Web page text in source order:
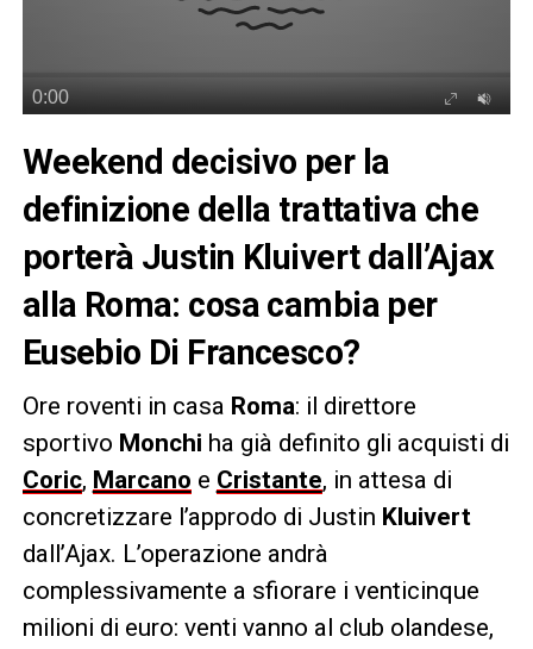
Weekend decisivo per la
definizione della trattativa che
porterà Justin Kluivert dall’Ajax
alla Roma: cosa cambia per
Eusebio Di Francesco?
Ore roventi in casa Roma: il direttore
sportivo Monchi ha già definito gli acquisti di
Coric, Marcano e Cristante, in attesa di
concretizzare l’approdo di Justin Kluivert
dall’Ajax. L’operazione andrà
complessivamente a sfiorare i venticinque
milioni di euro: venti vanno al club olandese,